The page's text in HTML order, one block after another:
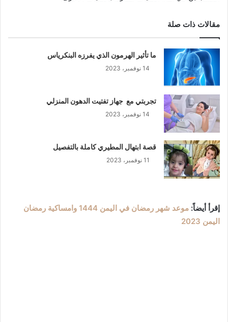
مقالات ذات صلة
ما تأثير الهرمون الذي يفرزه البنكرياس
14 نوفمبر، 2023
تجربتي مع جهاز تفتيت الدهون المنزلي
14 نوفمبر، 2023
قصة ابتهال المطيري كاملة بالتفصيل
11 نوفمبر، 2023
إقرأ أيضاً:
موعد شهر رمضان في اليمن 1444 وامساكية رمضان
اليمن 2023